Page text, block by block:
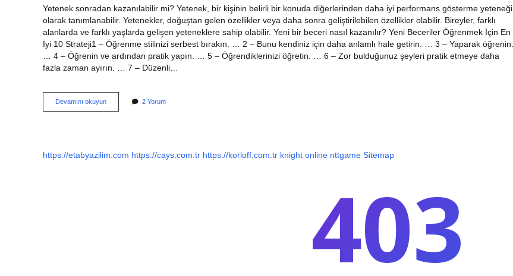
Yetenek sonradan kazanılabilir mi? Yetenek, bir kişinin belirli bir konuda diğerlerinden daha iyi performans gösterme yeteneği
olarak tanımlanabilir. Yetenekler, doğuştan gelen özellikler veya daha sonra geliştirilebilen özellikler olabilir. Bireyler, farklı
alanlarda ve farklı yaşlarda gelişen yeteneklere sahip olabilir. Yeni bir beceri nasıl kazanılır? Yeni Beceriler Öğrenmek İçin En
İyi 10 Strateji1 – Öğrenme stilinizi serbest bırakın. … 2 – Bunu kendiniz için daha anlamlı hale getirin. … 3 – Yaparak öğrenin.
… 4 – Öğrenin ve ardından pratik yapın. … 5 – Öğrendiklerinizi öğretin. … 6 – Zor bulduğunuz şeyleri pratik etmeye daha
fazla zaman ayırın. … 7 – Düzenli…
Devamını okuyunBeceri
Sonradan
2 Yorum
https://etabyazilim.com https://cays.com.tr https://korloff.com.tr knight online nttgame Sitemap
403